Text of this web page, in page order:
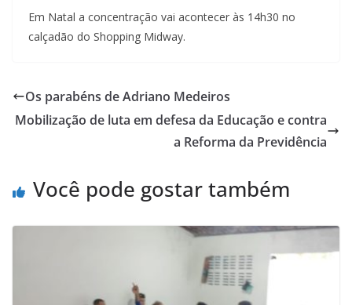
Em Natal a concentração vai acontecer às 14h30 no
calçadão do Shopping Midway.
Os parabéns de Adriano Medeiros
Mobilização de luta em defesa da Educação e contra
a Reforma da Previdência
Você pode gostar também